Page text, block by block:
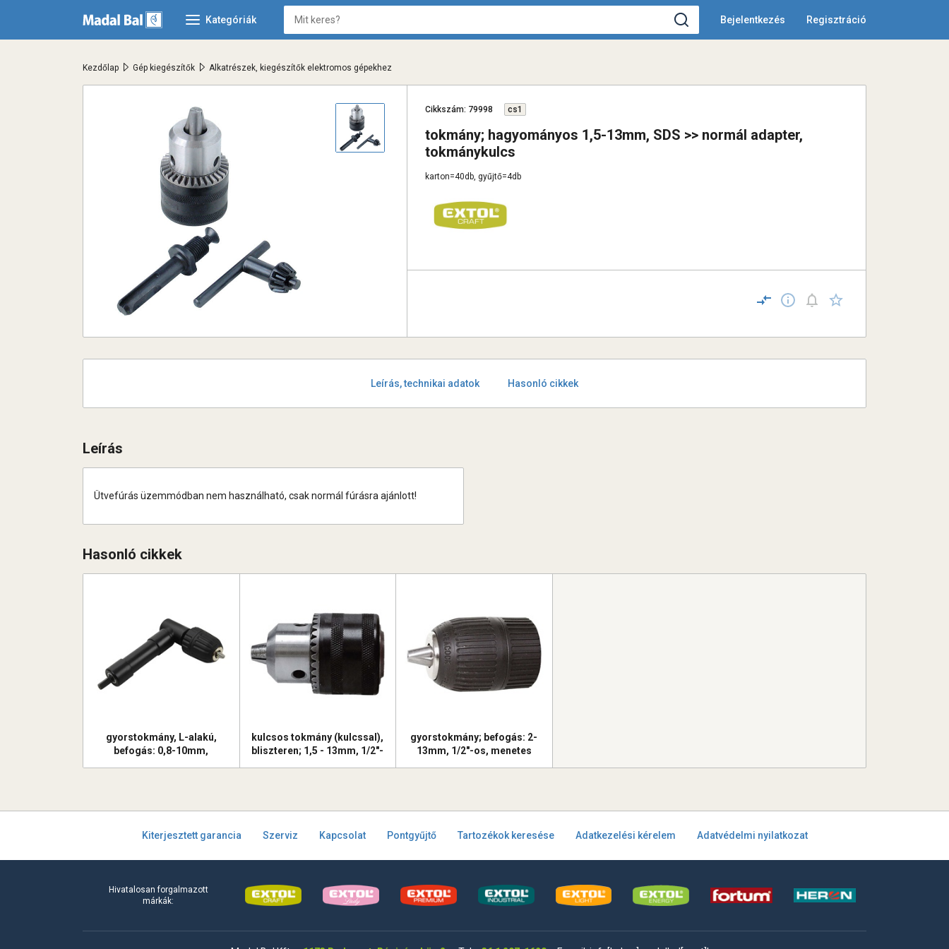
Kategóriák Bejelentkezés Regisztráció
Kezdőlap > Gép kiegészítők > Alkatrészek, kiegészítők elektromos gépekhez
Cikkszám: 79998 cs1
tokmány; hagyományos 1,5-13mm, SDS >> normál adapter,
tokmánykulcs
karton=40db, gyűjtő=4db
Leírás, technikai adatok Hasonló cikkek
Leírás
Ütvefúrás üzemmódban nem használható, csak normál fúrásra ajánlott!
Hasonló cikkek
gyorstokmány, L-alakú,
befogás: 0,8-10mm,
kulcsos tokmány (kulcssal),
bliszteren; 1,5 - 13mm, 1/2"-
gyorstokmány; befogás: 2-
13mm, 1/2"-os, menetes
Kiterjesztett garancia Szerviz Kapcsolat Pontgyűjtő Tartozékok keresése Adatkezelési kérelem Adatvédelmi nyilatkozat
Hivatalosan forgalmazott
márkák: